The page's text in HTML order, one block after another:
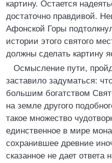
картину. Остается
достаточно правдивой.
Афонской Горы
истории этого святого
должны сделать картину
Осмысление пути,
заставило задуматься:
большим богатством
на земле другого
такое множество
единственное в мире
сохранившее древние
сказанное не дает ответа